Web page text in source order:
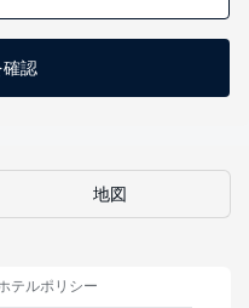
確認
地図
テルポリシー